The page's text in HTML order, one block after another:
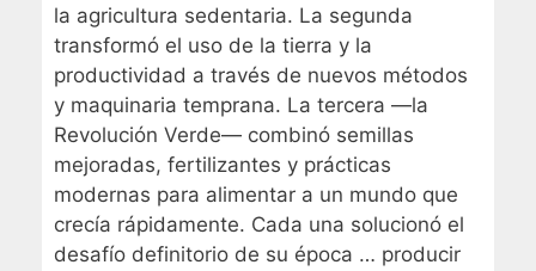
la agricultura sedentaria. La segunda
transformó el uso de la tierra y la
productividad a través de nuevos métodos
y maquinaria temprana. La tercera —la
Revolución Verde— combinó semillas
mejoradas, fertilizantes y prácticas
modernas para alimentar a un mundo que
crecía rápidamente. Cada una solucionó el
desafío definitorio de su época … producir